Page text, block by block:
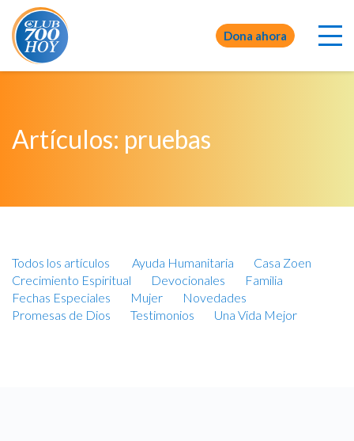
Dona ahora
Artículos: pruebas
Todos los artículos Ayuda Humanitaria
Casa Zoen
Crecimiento Espiritual
Devocionales
Familia
Fechas Especiales
Mujer
Novedades
Promesas de Dios
Testimonios Una Vida Mejor